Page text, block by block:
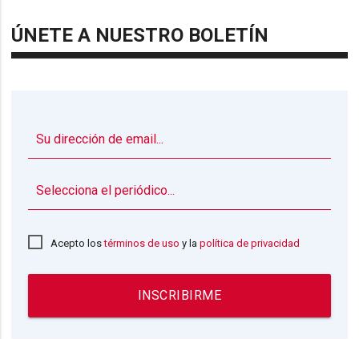
ÚNETE A NUESTRO BOLETÍN
Acepto lostérminos de uso y lapolítica de privacidad
INSCRIBIRME